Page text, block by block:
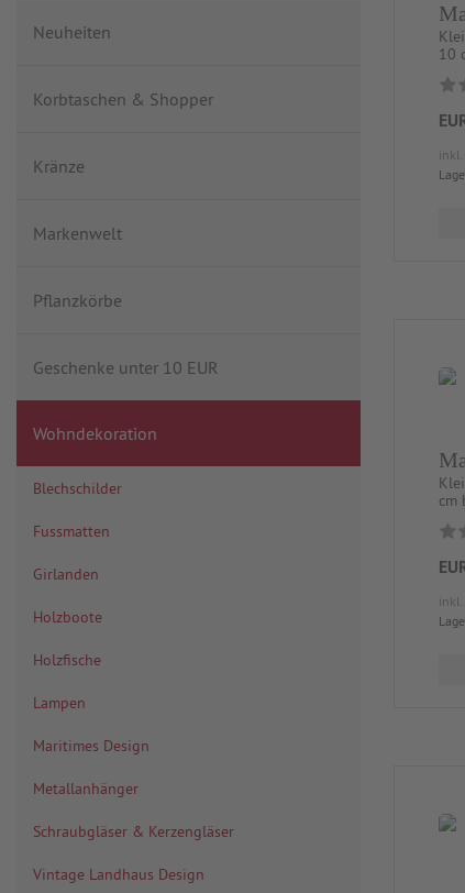
10
inkl.
cm
inkl.
Neuheiten
Korbtaschen & Shopper
Kränze
Markenwelt
Pflanzkörbe
Geschenke unter 10 EUR
Wohndekoration
Blechschilder
Fussmatten
Girlanden
Holzboote
Holzfische
Lampen
Maritimes Design
Metallanhänger
Schraubgläser & Kerzengläser
Vintage Landhaus Design